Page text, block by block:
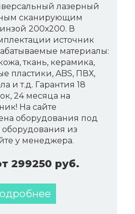
лазерный
сканирующим
200х200. В
источник
материалы:
ткань, керамика,
пластики, ABS, ПВХ,
и т.д. Гарантия 18
24 месяца на
На сайте
оборудования под
оборудования из
у менеджера.
299250 руб.